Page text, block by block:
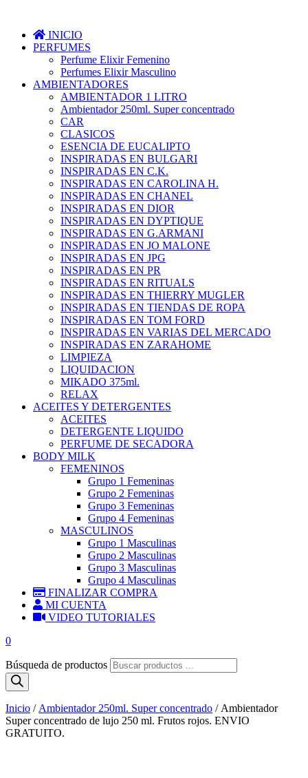
INICIO
PERFUMES
Perfume Elixir Femenino
Perfumes Elixir Masculino
AMBIENTADORES
AMBIENTADOR 1 LITRO
Ambientador 250ml. Super concentrado
CAR
CLASICOS
ESENCIA DE EUCALIPTO
INSPIRADAS EN BULGARI
INSPIRADAS EN C.K.
INSPIRADAS EN CAROLINA H.
INSPIRADAS EN CHANEL
INSPIRADAS EN DIOR
INSPIRADAS EN DYPTIQUE
INSPIRADAS EN G.ARMANI
INSPIRADAS EN JO MALONE
INSPIRADAS EN JPG
INSPIRADAS EN PR
INSPIRADAS EN RITUALS
INSPIRADAS EN THIERRY MUGLER
INSPIRADAS EN TIENDAS DE ROPA
INSPIRADAS EN TOM FORD
INSPIRADAS EN VARIAS DEL MERCADO
INSPIRADAS EN ZARAHOME
LIMPIEZA
LIQUIDACION
MIKADO 375ml.
RELAX
ACEITES Y DETERGENTES
ACEITES
DETERGENTE LIQUIDO
PERFUME DE SECADORA
BODY MILK
FEMENINOS
Grupo 1 Femeninas
Grupo 2 Femeninas
Grupo 3 Femeninas
Grupo 4 Femeninas
MASCULINOS
Grupo 1 Masculinas
Grupo 2 Masculinas
Grupo 3 Masculinas
Grupo 4 Masculinas
FINALIZAR COMPRA
MI CUENTA
VIDEO TUTORIALES
0
Búsqueda de productos
Inicio / Ambientador 250ml. Super concentrado / Ambientador
Super concentrado de lujo 250 ml. Frutos rojos. ENVIO
GRATUITO.